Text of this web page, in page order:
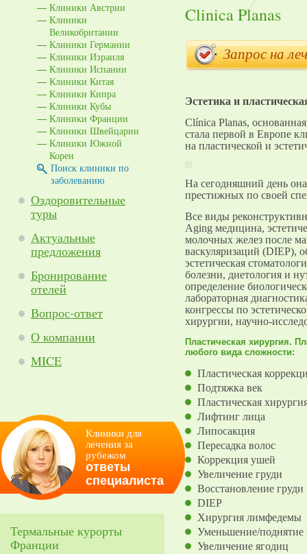
Клиники Австрии
Клиники
Великобритании
Клиники Германии
Клиники Израиля
Клиники Испании
Клиники Китая
Клиники Кипра
Клиники Кубы
Клиники Франции
Клиники Швейцарии
Клиники Южной
Кореи
Поиск клиники по
заболеванию
Оздоровительные
туры
Актуальные
предложения
Бронирование
отелей
Вопрос-ответ
О компании
MICE
Клиники для
лечения за
рубежом
ответы
специалиста
Термальные курорты
Франции
Clinica Planas
Запрос на
Эстетика и
Clínica Planas,
стала первой в Европе
на пластической и
На сегодняшний день
престижных по своей
Все виды
Aging медицина,
молочных желез после
васкуляризаций (DIEP),
эстетическая
болезни, диетология и
определение
лабораторная
конгрессы по
хирургии, научно-
Пластическая хирургия.
любого вида сложности:
Пластическая
Подтяжка век
Пластическая
Лифтинг лица
Липосакция
Пересадка волос
Коррекция ушей
Увеличение груди
Восстановление груди
DIEP
Хирургия лимфедемы
Уменьшение/поднятие
Увеличение ягодиц